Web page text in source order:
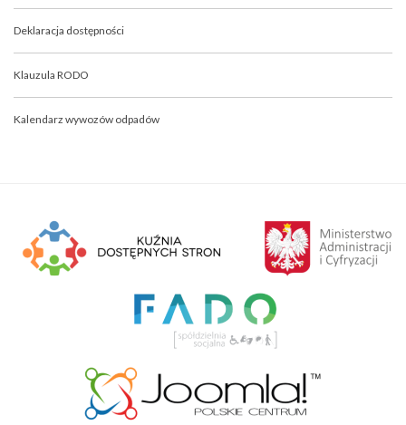
Deklaracja dostępności
Klauzula RODO
Kalendarz wywozów odpadów